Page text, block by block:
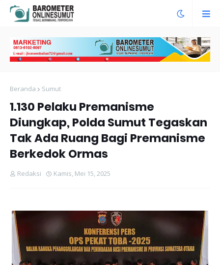
Beranda Sumut
1.130 Pelaku Premanisme
Diungkap, Polda Sumut Tegaskan
Tak Ada Ruang Bagi Premanisme
Berkedok Ormas
Redaksi Kamis, Mei 15, 2025